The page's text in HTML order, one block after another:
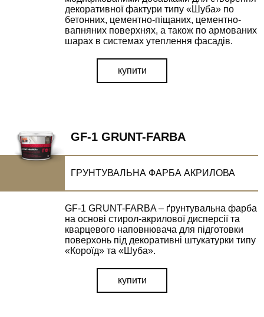
УТОЧНИТИ ЦІНУ
декоративної фактури типу «Шуба» по
бетонних, цементно-піщаних, цементно-
вапняних поверхнях, а також по армованих
шарах в системах утеплення фасадів.
купити
GF-1 GRUNT-FARBA
ГРУНТУВАЛЬНА ФАРБА АКРИЛОВА
GF-1 GRUNT-FARBA – ґрунтувальна фарба
на основі стирол-акрилової дисперсії та
кварцевого наповнювача для підготовки
поверхонь під декоративні штукатурки типу
«Короїд» та «Шуба».
купити
Залиште Ваші контактні дані та ми зв'яжемось з Вами
найближчим часом.
ВІДПРАВИТИ